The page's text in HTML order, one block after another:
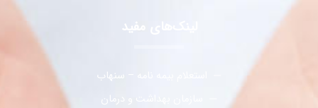
لینک‌های مفید
استعلام بیمه نامه – سنهاب
سازمان بهداشت و درمان